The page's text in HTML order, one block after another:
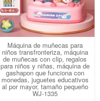
Máquina de muñecas para
niños transfronteriza, máquina
de muñecas con clip, regalos
para niños y niñas, máquina de
gashapon que funciona con
monedas, juguetes educativos
al por mayor, tamaño pequeño
WJ-1335